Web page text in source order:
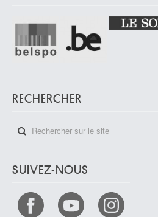
RECHERCHER
SUIVEZ-NOUS